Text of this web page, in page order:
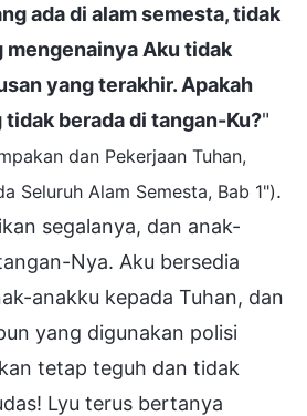
ada di alam semesta, tidak
mengenainya Aku tidak
yang terakhir. Apakah
tidak berada di tangan-Ku?"
dan Pekerjaan Tuhan,
Seluruh Alam Semesta, Bab 1").
segalanya, dan anak-
Nya. Aku bersedia
anakku kepada Tuhan, dan
yang digunakan polisi
tetap teguh dan tidak
Lyu terus bertanya